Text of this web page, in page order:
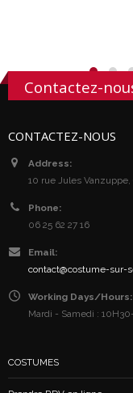
Contactez-
CONTACTEZ-NOUS
Address:
10 rue Jules
Phone:
06 25 62 27 16
Email:
contact@costume-sur-
Working Days/Hours:
Mardi - Samedi :
COSTUMES